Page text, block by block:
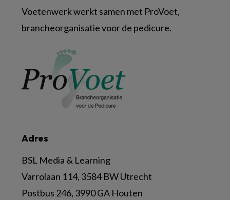
Adres
BSL Media & Learning
Varrolaan 114, 3584 BW Utrecht
Postbus 246, 3990 GA Houten
Voetenwerk werkt samen met ProVoet,
brancheorganisatie voor de pedicure.